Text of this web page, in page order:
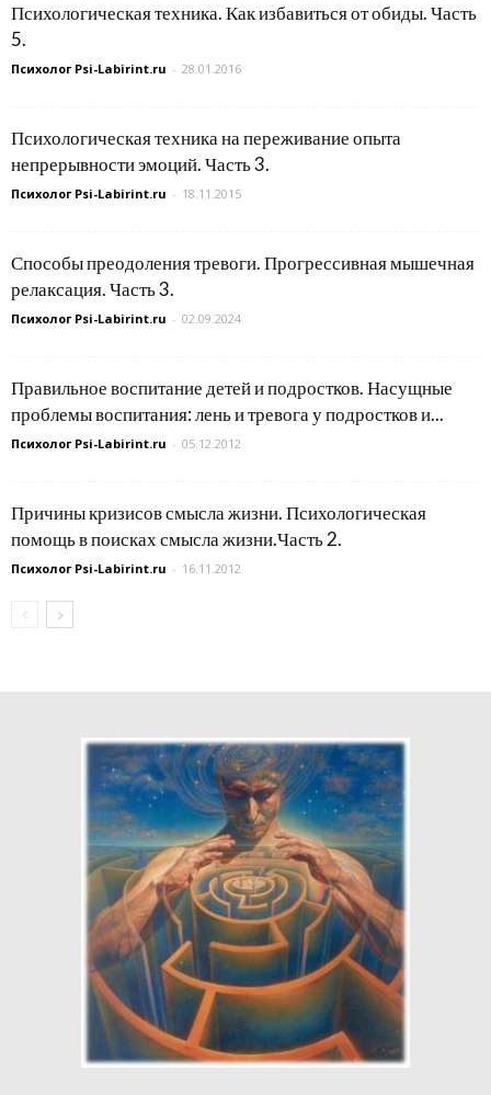
Психологическая техника. Как избавиться от обиды. Часть
5.
Психолог Psi-Labirint.ru - 28.01.2016
Психологическая техника на переживание опыта
непрерывности эмоций. Часть 3.
Психолог Psi-Labirint.ru - 18.11.2015
Способы преодоления тревоги. Прогрессивная мышечная
релаксация. Часть 3.
Психолог Psi-Labirint.ru - 02.09.2024
Правильное воспитание детей и подростков. Насущные
проблемы воспитания: лень и тревога у подростков и...
Психолог Psi-Labirint.ru - 05.12.2012
Причины кризисов смысла жизни. Психологическая
помощь в поисках смысла жизни.Часть 2.
Психолог Psi-Labirint.ru - 16.11.2012